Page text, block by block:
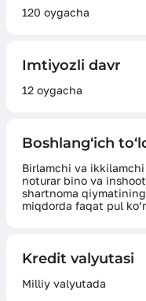
120 oygacha
Imtiyozli davr
12 oygacha
Boshlang‘ich
Birlamchi va
noturar bino va
shartnoma qiymatining
miqdorda faqat pul
Kredit valyutasi
Milliy valyutada